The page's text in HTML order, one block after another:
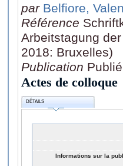
par Belfiore,
Référence
Arbeitstagung
2018: Bruxelles)
Publication
Actes de colloque
DÉTAILS
Informations sur la